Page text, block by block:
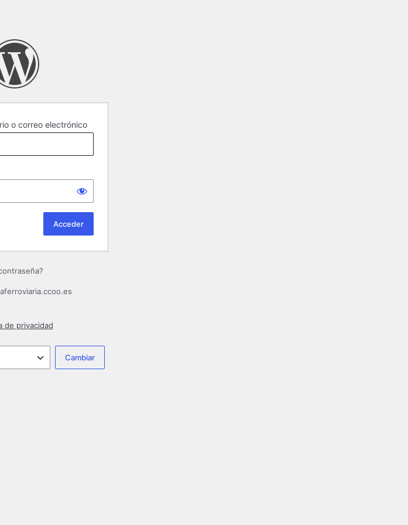
o correo electrónico
de privacidad